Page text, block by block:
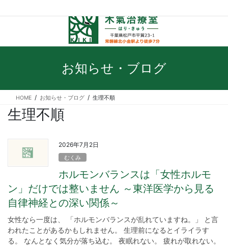
お知らせ・ブログ
HOME お知らせ・ブログ 生理不順
生理不順
2026年7月2日
むくみ
ホルモンバランスは「女性ホルモ
ン」だけでは整いません ～東洋医学から見る
自律神経との深い関係～
女性なら一度は、 「ホルモンバランスが乱れていますね。」 と言
われたことがあるかもしれません。 生理前になるとイライラす
る。 なんとなく気分が落ち込む。 夜眠れない。 疲れが取れない。